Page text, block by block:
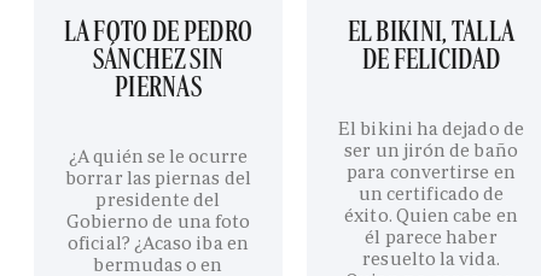
LA FOTO DE PEDRO
SÁNCHEZ SIN
PIERNAS
¿A quién se le ocurre
borrar las piernas del
presidente del
Gobierno de una foto
oficial? ¿Acaso iba en
bermudas o en
EL BIKINI, TALLA
DE FELICIDAD
El bikini ha dejado de
ser un jirón de baño
para convertirse en
un certificado de
éxito. Quien cabe en
él parece haber
resuelto la vida.